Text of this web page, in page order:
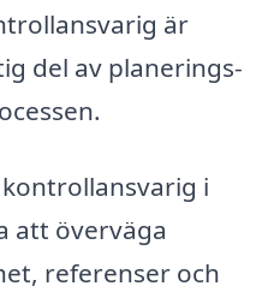
är
del av planerings-
i
att överväga
referenser och